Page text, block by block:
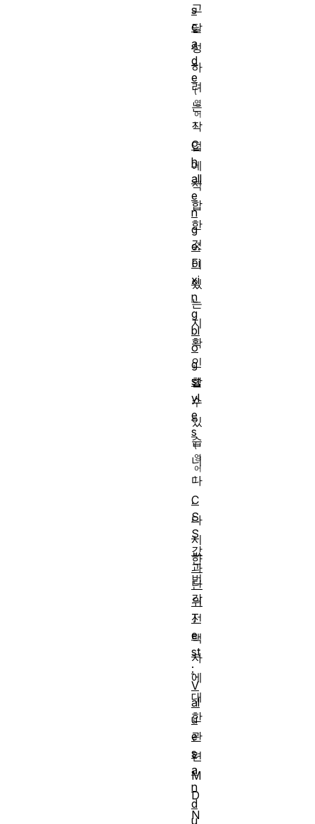
고
달
성
하
려
는
작
업
에
적
합
한
것
이
있
는
지
확
인
할
수
있
습
니
다
.
다
시
한
번
각
선
택
자
에
대
한
관
련
M
D
N
s
c
a
d
e
C
h
all
e
n
g
e:
Fi
xi
n
g
bl
o
g
st
yl
e
s
C
S
S
값
과
단
위
T
e
st
:
V
al
u
e
s
a
n
d
u